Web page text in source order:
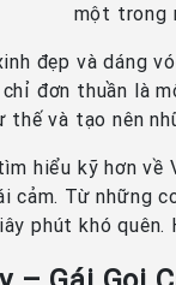
một trong
đẹp và dáng
đơn thuần là
thế và tạo nên
hiểu kỹ hơn
Từ những
phút khó